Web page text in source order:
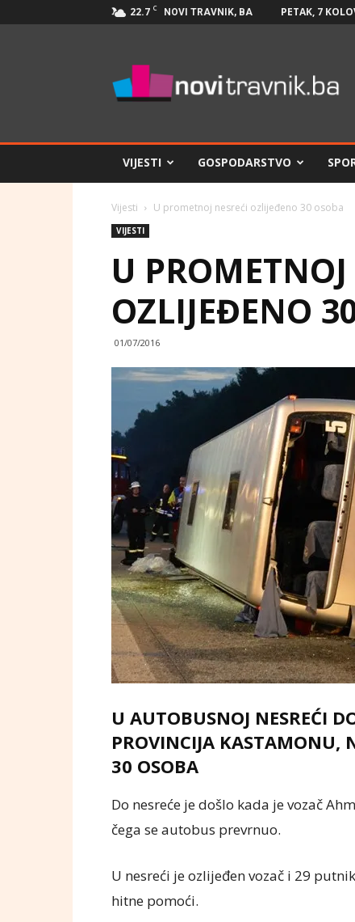
22.7 C NOVI TRAVNIK, BA PETAK, 7
Travnik.ba
VIJESTI GOSPODARSTVO
Vijesti U prometnoj nesreći ozlijeđeno 30 osoba
VIJESTI
U PROMETNOJ
OZLIJEĐENO
01/07/2016
U AUTOBUSNOJ NESREĆI
PROVINCIJA KASTAMONU,
30 OSOBA
Do nesreće je došlo kada je vozač
čega se autobus prevrnuo.
U nesreći je ozlijeđen vozač i 29
hitne pomoći.